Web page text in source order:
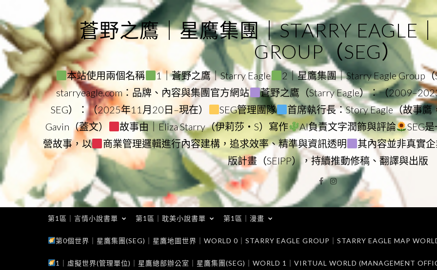
to
content
蒼野之鷹｜星鷹集團｜STARRY EAGLE
GROUP（SEG）
本站使用兩個名稱 1｜蒼野之鷹｜Starry Eagle 2｜星鷹集團｜Starry Eagle Group（
starryeagle.com：品牌、內容與集團官方網站
蒼野之鷹（Starry Eagle）：（
SEG）：（2025年11月20日–現在）
SEG管理團隊 首席執行長：Story Eagle（故事鷹
Gavin（蓋文）
故事由｜Eliza Starry（伊莉莎・S）寫作 AI負責文字潤飾與評論
SEG
營故事，以
商業管理邏輯進行內容建構，追求效率、精準與資訊透明 其內容並非真實
版計畫（SEIPP），持續推動修稿、翻譯與出版
Facebook
Instagram
第1區｜言情小說書單 第1區｜耽美小說書單 第1區｜漫畫
第0個世界｜星鷹集團(SEG)｜星鷹地圖世界｜WORLD 0｜STARRY EAGLE GROUP｜STARRY EAGLE MAP
1｜虛擬世界(管理單位)｜星鷹總部辦公室｜星鷹集團(SEG)｜WORLD 1｜VIRTUAL WORLD (MANAGEMENT